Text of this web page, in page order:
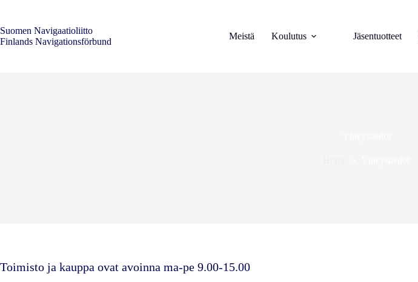
content
Suomen Navigaatioliitto
Finlands Navigationsförbund
Meistä Koulutus Jäsentuotteet
Toimisto ja kauppa ovat avoinna ma-pe 9.00-15.00